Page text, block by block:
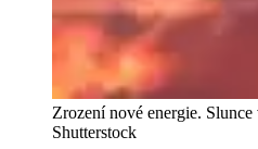
Zrození nové energie.
Shutterstock